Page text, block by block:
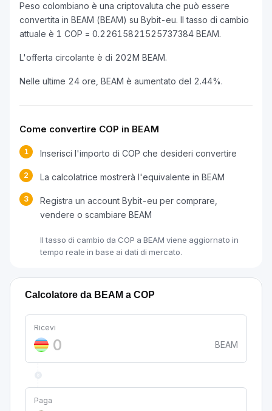
Peso colombiano è una criptovaluta che può essere
convertita in BEAM (BEAM) su Bybit-eu. Il tasso di cambio
attuale è 1 COP = 0.22615821525737384 BEAM.
L'offerta circolante è di 202M BEAM.
Nelle ultime 24 ore, BEAM è aumentato del 2.44%.
Come convertire COP in BEAM
1 Inserisci l'importo di COP che desideri convertire
2 La calcolatrice mostrerà l'equivalente in BEAM
3
Registra un account Bybit-eu per comprare,
vendere o scambiare BEAM
Il tasso di cambio da COP a BEAM viene aggiornato in
tempo reale in base ai dati di mercato.
Calcolatore da BEAM a COP
Ricevi
BEAM
Paga